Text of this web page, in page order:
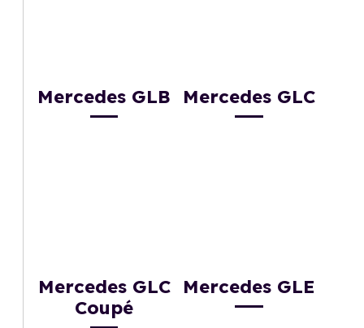
Mercedes GLB Mercedes GLC
Mercedes GLC
Coupé
Mercedes GLE